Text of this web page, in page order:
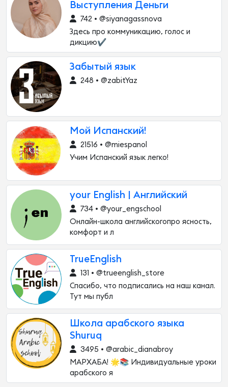
Выступления Деньги
742 • @siyanagassnova
Здесь про коммуникацию, голос и
дикцию✔️
Забытый язык
248 • @zabitYaz
Мой Испанский!
21516 • @miespanol
Учим Испанский язык легко!
your English | Английский
734 • @your_engschool
Онлайн-школа английскогопро ясность,
комфорт и л
TrueEnglish
131 • @trueenglish_store
Спасибо, что подписались на наш канал.
Тут мы публ
Школа арабского языка
Shuruq
3495 • @arabic_dianabroy
МАРХАБА! 🌟📚 Индивидуальные уроки
арабского я